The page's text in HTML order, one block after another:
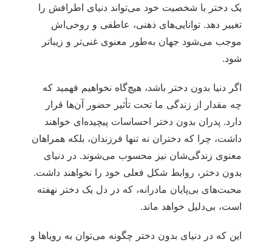
یک دختر با شخصیت خود می‌تواند دنیای اطرافش را
تغییر دهد. توانایی‌های ذهنی، عاطفی و روحی‌اش
موجب می‌شود جهان به‌طور معنوی غنی‌تر و زیباتر
شود.
اگر دنیا بدون دختر باشد، هیچ‌گاه نخواهیم فهمید که
چه مقدار از زندگی‌ ما تحت تأثیر حضور آن‌ها قرار
دارد. پدران بدون دختر احساسات پیچیده‌ای خواهند
داشت، چرا که دختران نه تنها فرزندان، بلکه همراهان
معنوی زندگی‌شان نیز محسوب می‌شوند. در دنیای
بدون دختر، روابط شکل فعلی خود را نخواهند داشت.
محبت‌های بی‌پایان مادرانه، که در دل یک دختر نهفته
است، بی‌دلیل خواهد ماند.
این که در دنیای بدون دختر چگونه می‌توان به رویاها و